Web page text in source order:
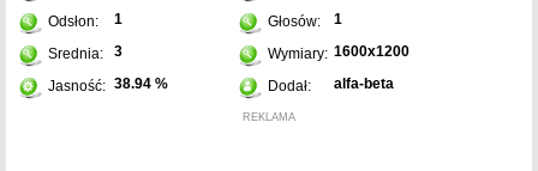
Odsłon: 1 Głosów: 1
Srednia: 3 Wymiary: 1600x1200
Jasność: 38.94 % Dodał: alfa-beta
REKLAMA